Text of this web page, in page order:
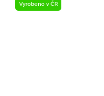
Vyrobeno v ČR